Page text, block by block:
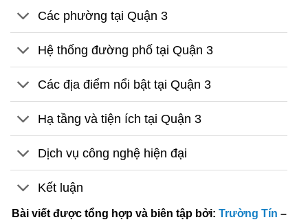
Các phường tại Quận 3
Hệ thống đường phố tại Quận 3
Các địa điểm nổi bật tại Quận 3
Hạ tầng và tiện ích tại Quận 3
Dịch vụ công nghệ hiện đại
Kết luận
Bài viết được tổng hợp và biên tập bởi: Trường Tín –